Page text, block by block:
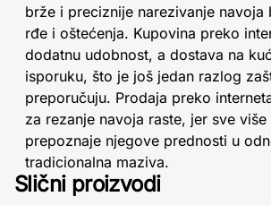
brže i preciznije narezivanje navoja
rđe i oštećenja. Kupovina preko
dodatnu udobnost, a dostava na
isporuku, što je još jedan razlog
preporučuju. Prodaja preko
za rezanje navoja raste, jer sve više
prepoznaje njegove prednosti u
tradicionalna maziva.
Slični proizvodi